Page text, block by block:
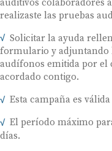
auditivos colaboradores
realizaste las pruebas
Solicitar la ayuda
formulario y adjuntando
audífonos emitida por el
acordado contigo.
Esta campaña es
El período máximo
días.